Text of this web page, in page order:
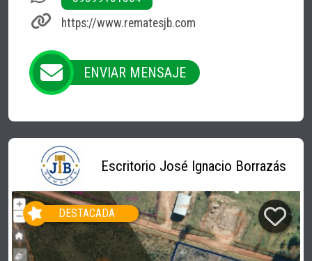
https://www.rematesjb.com
ENVIAR MENSAJE
Escritorio José Ignacio Borrazás
DESTACADA